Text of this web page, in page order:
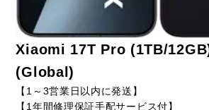
Xiaomi 17T Pro (1TB/
(Global)
【1～3営業日以内に発送】
【1年間修理保証手配サービス付】